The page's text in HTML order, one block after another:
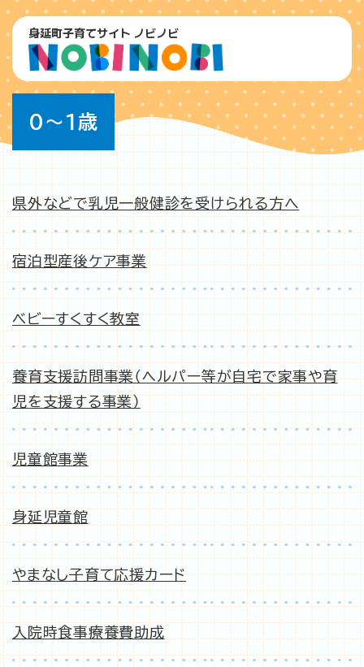
ペ
の
先
す
。
メニューを飛ばして本文へ
身延町子育てサイト ノビノビ
0〜1歳
県外などで乳児一般健診を受けられる方へ
宿泊型産後ケア事業
ベビーすくすく教室
養育支援訪問事業（ヘルパー等が自宅で家事や育
児を支援する事業）
児童館事業
身延児童館
やまなし子育て応援カード
入院時食事療養費助成